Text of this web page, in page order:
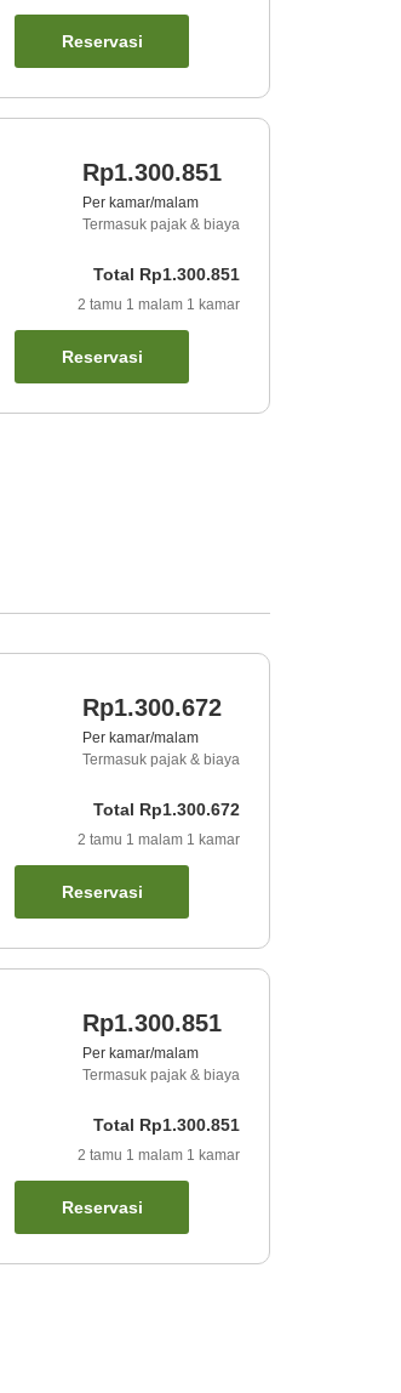
Reservasi
Rp1.300.851
Per kamar/malam
Termasuk pajak & biaya
Total Rp1.300.851
2 tamu 1 malam 1 kamar
Reservasi
Rp1.300.672
Per kamar/malam
Termasuk pajak & biaya
Total Rp1.300.672
2 tamu 1 malam 1 kamar
Reservasi
Rp1.300.851
Per kamar/malam
Termasuk pajak & biaya
Total Rp1.300.851
2 tamu 1 malam 1 kamar
Reservasi